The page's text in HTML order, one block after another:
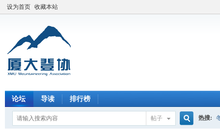
设为首页 收藏本站
论坛 导读 排行榜
帖子 热搜: